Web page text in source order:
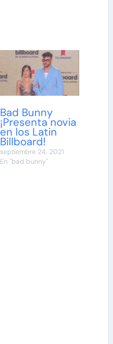
Bad Bunny
¡Presenta novia
en los Latin
Billboard!
septiembre 24, 2021
En "bad bunny"